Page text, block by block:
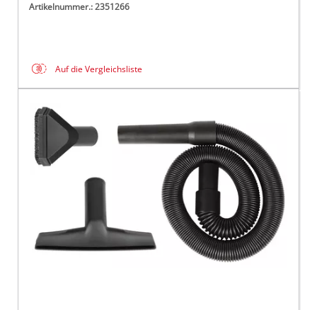
Artikelnummer.: 2351266
Auf die Vergleichsliste